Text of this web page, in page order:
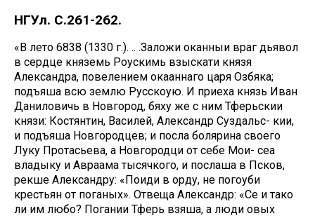
НГУл. С.261-262.
«В лето 6838 (1330 г.). .. .Заложи оканныи враг дьявол
в сердце княземь Роускимь взыскати князя
Александра, повелением окааннаго царя Озбяка;
подъяша всю землю Русскоую. И приеха князь Иван
Даниловичь в Новгород, бяху же с ним Тферьскии
князи: Костянтин, Василей, Александр Суздальс- кии,
и подъяша Новгородцев; и посла болярина своего
Луку Протасьева, а Новгородци от себе Мои- сеа
владыку и Авраама тысячкого, и послаша в Псков,
рекше Александру: «Поиди в орду, не погоуби
крестьян от поганых». Отвеща Александр: «Се и тако
ли им любо? Погании Тферь взяша, а люди овых